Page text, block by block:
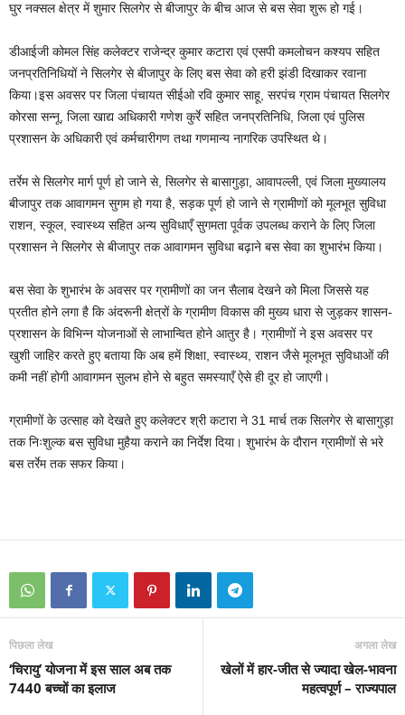
घुर नक्सल क्षेत्र में शुमार सिलगेर से बीजापुर के बीच आज से बस सेवा शुरू हो गई।
डीआईजी कोमल सिंह कलेक्टर राजेन्द्र कुमार कटारा एवं एसपी कमलोचन कश्यप सहित
जनप्रतिनिधियों ने सिलगेर से बीजापुर के लिए बस सेवा को हरी झंडी दिखाकर रवाना
किया।इस अवसर पर जिला पंचायत सीईओ रवि कुमार साहू, सरपंच ग्राम पंचायत सिलगेर
कोरसा सन्नू, जिला खाद्य अधिकारी गणेश कुर्रे सहित जनप्रतिनिधि, जिला एवं पुलिस
प्रशासन के अधिकारी एवं कर्मचारीगण तथा गणमान्य नागरिक उपस्थित थे।
तर्रेम से सिलगेर मार्ग पूर्ण हो जाने से, सिलगेर से बासागुड़ा, आवापल्ली, एवं जिला मुख्यालय
बीजापुर तक आवागमन सुगम हो गया है, सड़क पूर्ण हो जाने से ग्रामीणों को मूलभूत सुविधा
राशन, स्कूल, स्वास्थ्य सहित अन्य सुविधाएँ सुगमता पूर्वक उपलब्ध कराने के लिए जिला
प्रशासन ने सिलगेर से बीजापुर तक आवागमन सुविधा बढ़ाने बस सेवा का शुभारंभ किया।
बस सेवा के शुभारंभ के अवसर पर ग्रामीणों का जन सैलाब देखने को मिला जिससे यह
प्रतीत होने लगा है कि अंदरूनी क्षेत्रों के ग्रामीण विकास की मुख्य धारा से जुड़कर शासन-
प्रशासन के विभिन्न योजनाओं से लाभान्वित होने आतुर है। ग्रामीणों ने इस अवसर पर
खुशी जाहिर करते हुए बताया कि अब हमें शिक्षा, स्वास्थ्य, राशन जैसे मूलभूत सुविधाओं की
कमी नहीं होगी आवागमन सुलभ होने से बहुत समस्याएँ ऐसे ही दूर हो जाएगी।
ग्रामीणों के उत्साह को देखते हुए कलेक्टर श्री कटारा ने 31 मार्च तक सिलगेर से बासागुड़ा
तक निःशुल्क बस सुविधा मुहैया कराने का निर्देश दिया। शुभारंभ के दौरान ग्रामीणों से भरे
बस तर्रेम तक सफर किया।
पिछला लेख
‘चिरायु’ योजना में इस साल अब तक
7440 बच्चों का इलाज
अगला लेख
खेलों में हार-जीत से ज्यादा खेल-भावना
महत्वपूर्ण – राज्यपाल